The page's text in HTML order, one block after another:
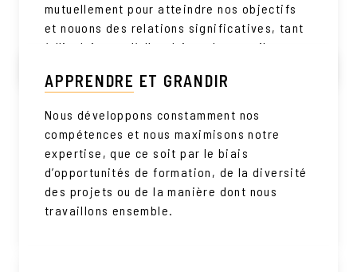
mutuellement pour atteindre nos objectifs
et nouons des relations significatives, tant
à l’intérieur qu’à l’extérieur du travail.
APPRENDRE ET GRANDIR
Nous développons constamment nos
compétences et nous maximisons notre
expertise, que ce soit par le biais
d’opportunités de formation, de la diversité
des projets ou de la manière dont nous
travaillons ensemble.